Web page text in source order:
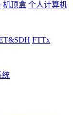
机顶盒 个人计算机
FTTx
统